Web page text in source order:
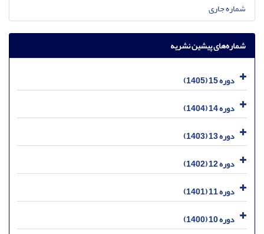
شماره جاری
شماره‌های پیشین نشریه
دوره 15 (1405)
دوره 14 (1404)
دوره 13 (1403)
دوره 12 (1402)
دوره 11 (1401)
دوره 10 (1400)